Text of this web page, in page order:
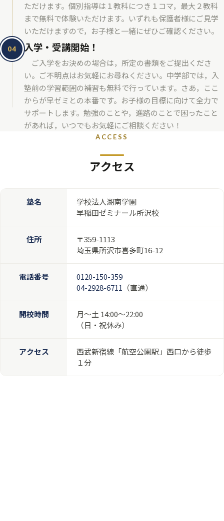
ただけます。個別指導は１教科につき１コマ，最大２教科
まで無料で体験いただけます。いずれも保護者様にご見学
いただけますので，お子様と一緒にぜひご確認ください。
04 入学・受講開始！
ご入学をお決めの場合は，所定の書類をご提出くださ
い。ご不明点はお気軽にお尋ねください。中学部では，入
塾前の学習範囲の補習も無料で行っています。さあ，ここ
からが早ゼミとの本番です。お子様の目標に向けて全力で
サポートします。勉強のことや，進路のことで困ったこと
があれば，いつでもお気軽にご相談ください！
ACCESS
アクセス
塾名
学校法人湖南学園
早稲田ゼミナール所沢校
住所
〒359-1113
埼玉県所沢市喜多町16-12
電話番号
0120-150-359
04-2928-6711 （直通）
開校時間
月〜土 14:00〜22:00
（日・祝休み）
アクセス
西武新宿線「航空公園駅」西口から徒歩
１分